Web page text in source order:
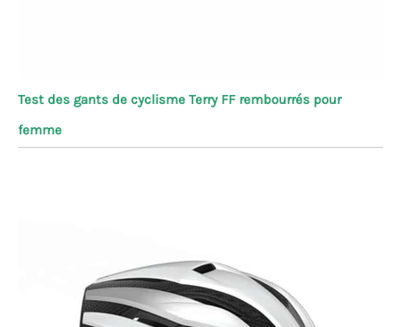
Test des gants de cyclisme Terry FF rembourrés pour
femme